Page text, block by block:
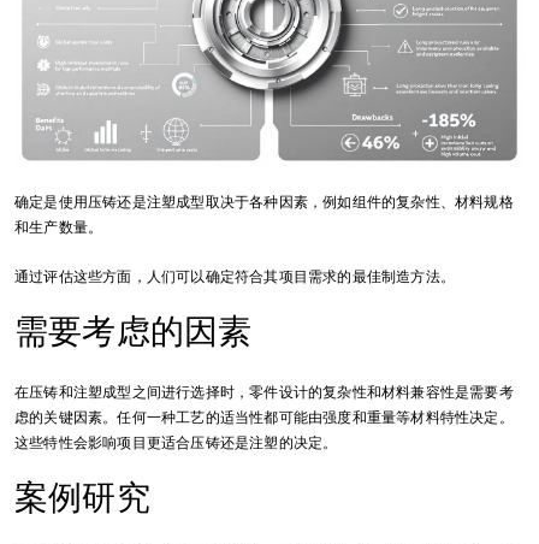
确定是使用压铸还是注塑成型取决于各种因素，例如组件的复杂性、材料规格
和生产数量。
通过评估这些方面，人们可以确定符合其项目需求的最佳制造方法。
需要考虑的因素
在压铸和注塑成型之间进行选择时，零件设计的复杂性和材料兼容性是需要考
虑的关键因素。任何一种工艺的适当性都可能由强度和重量等材料特性决定。
这些特性会影响项目更适合压铸还是注塑的决定。
案例研究